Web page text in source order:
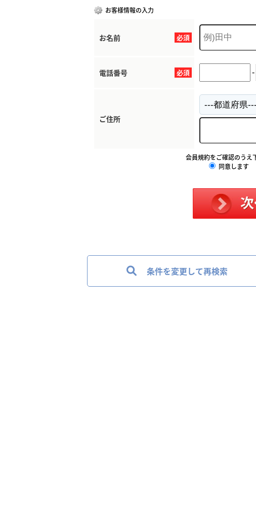
お客様情報の入力
必須
お名前
必須
電話番号 -
ご住所
会員規約をご確認のうえ
同意します
条件を変更して再検索